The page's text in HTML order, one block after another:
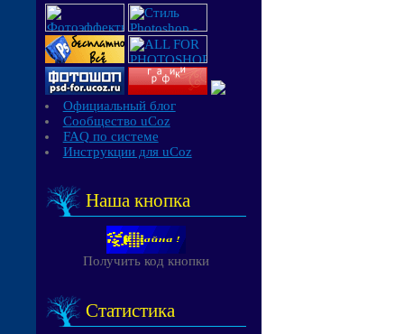
Официальный блог
Сообщество uCoz
FAQ по системе
Инструкции для uCoz
Наша кнопка
Получить код кнопки
Статистика